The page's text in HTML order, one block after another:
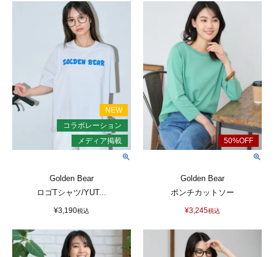
Golden Bear
ロゴTシャツ/YUT...
¥3,190税込
Golden Bear
ポンチカットソー
¥3,245税込